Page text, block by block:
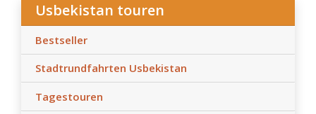
Usbekistan touren
Bestseller
Stadtrundfahrten Usbekistan
Tagestouren